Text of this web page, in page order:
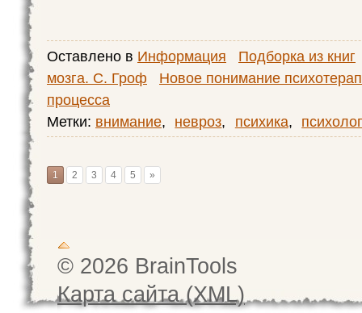
Оставлено в Информация
Подборка из книг
мозга. С. Гроф
Новое понимание
процесса
Метки: внимание, невроз, психика,
1 2 3 4 5 »
© 2026 BrainTools
Карта сайта (XML)